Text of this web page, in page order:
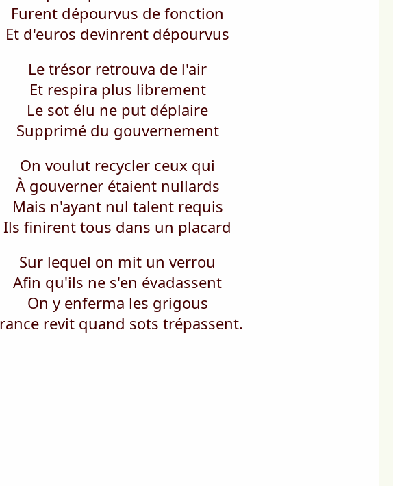
Furent dépourvus de fonction
Et d'euros devinrent dépourvus
Le trésor retrouva de l'air
Et respira plus librement
Le sot élu ne put déplaire
Supprimé du gouvernement
On voulut recycler ceux qui
À gouverner étaient nullards
Mais n'ayant nul talent requis
Ils finirent tous dans un placard
Sur lequel on mit un verrou
Afin qu'ils ne s'en évadassent
On y enferma les grigous
revit quand sots trépassent.